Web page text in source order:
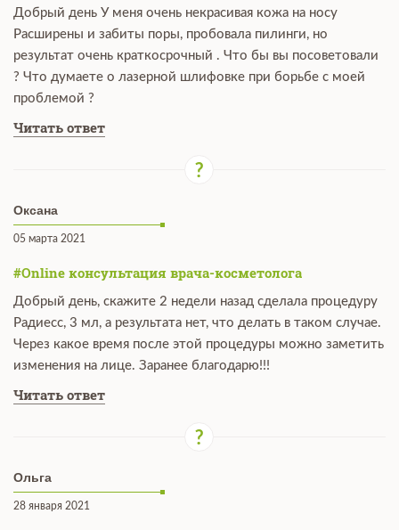
Добрый день У меня очень некрасивая кожа на носу
Расширены и забиты поры, пробовала пилинги, но
результат очень краткосрочный . Что бы вы посоветовали
? Что думаете о лазерной шлифовке при борьбе с моей
проблемой ?
Читать ответ
Оксана
05 марта 2021
#Online консультация врача-косметолога
Добрый день, скажите 2 недели назад сделала процедуру
Радиесс, 3 мл, а результата нет, что делать в таком случае.
Через какое время после этой процедуры можно заметить
изменения на лице. Заранее благодарю!!!
Читать ответ
Ольга
28 января 2021